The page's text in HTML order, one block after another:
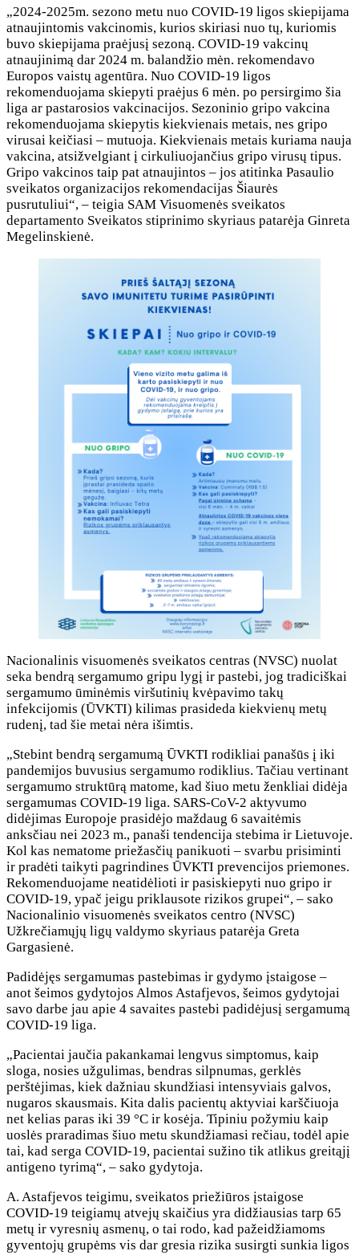
„2024-2025m. sezono metu nuo COVID-19 ligos skiepijama
atnaujintomis vakcinomis, kurios skiriasi nuo tų, kuriomis
buvo skiepijama praėjusį sezoną. COVID-19 vakcinų
atnaujinimą dar 2024 m. balandžio mėn. rekomendavo
Europos vaistų agentūra. Nuo COVID-19 ligos
rekomenduojama skiepyti praėjus 6 mėn. po persirgimo šia
liga ar pastarosios vakcinacijos. Sezoninio gripo vakcina
rekomenduojama skiepytis kiekvienais metais, nes gripo
virusai keičiasi – mutuoja. Kiekvienais metais kuriama nauja
vakcina, atsižvelgiant į cirkuliuojančius gripo virusų tipus.
Gripo vakcinos taip pat atnaujintos – jos atitinka Pasaulio
sveikatos organizacijos rekomendacijas Šiaurės
pusrutuliui“, – teigia SAM Visuomenės sveikatos
departamento Sveikatos stiprinimo skyriaus patarėja Ginreta
Megelinskienė.
Nacionalinis visuomenės sveikatos centras (NVSC) nuolat
seka bendrą sergamumo gripu lygį ir pastebi, jog tradiciškai
sergamumo ūminėmis viršutinių kvėpavimo takų
infekcijomis (ŪVKTI) kilimas prasideda kiekvienų metų
rudenį, tad šie metai nėra išimtis.
„Stebint bendrą sergamumą ŪVKTI rodikliai panašūs į iki
pandemijos buvusius sergamumo rodiklius. Tačiau vertinant
sergamumo struktūrą matome, kad šiuo metu ženkliai didėja
sergamumas COVID-19 liga. SARS-CoV-2 aktyvumo
didėjimas Europoje prasidėjo maždaug 6 savaitėmis
anksčiau nei 2023 m., panaši tendencija stebima ir Lietuvoje.
Kol kas nematome priežasčių panikuoti – svarbu prisiminti
ir pradėti taikyti pagrindines ŪVKTI prevencijos priemones.
Rekomenduojame neatidėlioti ir pasiskiepyti nuo gripo ir
COVID-19, ypač jeigu priklausote rizikos grupei“, – sako
Nacionalinio visuomenės sveikatos centro (NVSC)
Užkrečiamųjų ligų valdymo skyriaus patarėja Greta
Gargasienė.
Padidėjęs sergamumas pastebimas ir gydymo įstaigose –
anot šeimos gydytojos Almos Astafjevos, šeimos gydytojai
savo darbe jau apie 4 savaites pastebi padidėjusį sergamumą
COVID-19 liga.
„Pacientai jaučia pakankamai lengvus simptomus, kaip
sloga, nosies užgulimas, bendras silpnumas, gerklės
perštėjimas, kiek dažniau skundžiasi intensyviais galvos,
nugaros skausmais. Kita dalis pacientų aktyviai karščiuoja
net kelias paras iki 39 °C ir kosėja. Tipiniu požymiu kaip
uoslės praradimas šiuo metu skundžiamasi rečiau, todėl apie
tai, kad serga COVID-19, pacientai sužino tik atlikus greitąjį
antigeno tyrimą“, – sako gydytoja.
A. Astafjevos teigimu, sveikatos priežiūros įstaigose
COVID-19 teigiamų atvejų skaičius yra didžiausias tarp 65
metų ir vyresnių asmenų, o tai rodo, kad pažeidžiamoms
gyventojų grupėms vis dar gresia rizika susirgti sunkia ligos